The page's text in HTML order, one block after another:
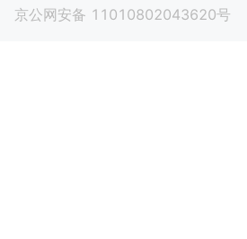
京公网安备 11010802043620号